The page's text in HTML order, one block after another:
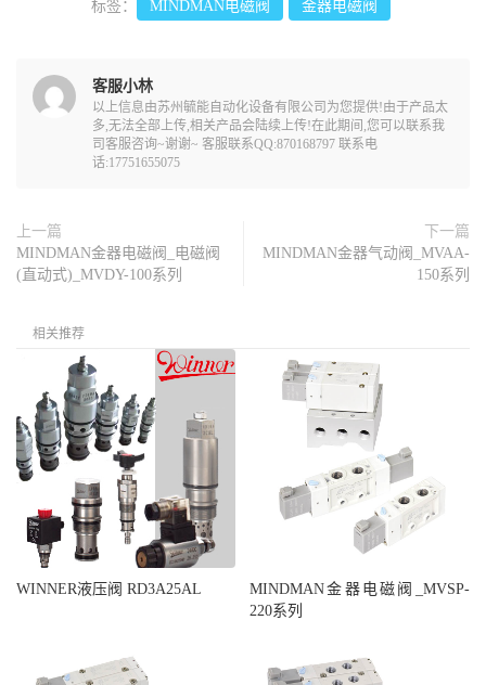
标签： MINDMAN电磁阀 金器电磁阀
客服小林
以上信息由苏州毓能自动化设备有限公司为您提供!由于产品太
多,无法全部上传,相关产品会陆续上传!在此期间,您可以联系我
司客服咨询~谢谢~ 客服联系QQ:870168797 联系电
话:17751655075
上一篇
MINDMAN金器电磁阀_电磁阀
(直动式)_MVDY-100系列
下一篇
MINDMAN金器气动阀_MVAA-
150系列
相关推荐
WINNER液压阀 RD3A25AL
MINDMAN金器电磁阀_MVSP-
220系列